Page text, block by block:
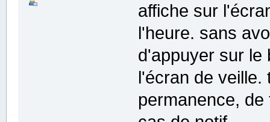
affiche sur
l'heure. sans
d'appuyer sur le
l'écran de veille.
permanence,